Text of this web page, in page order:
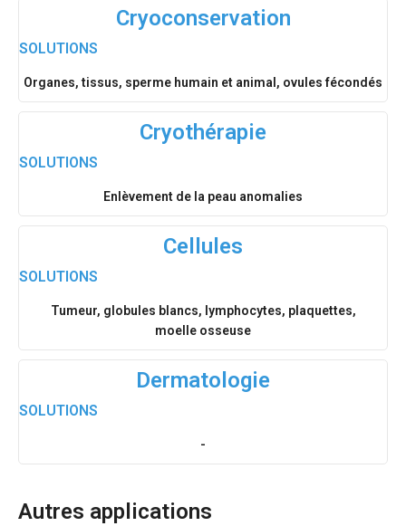
Cryoconservation
SOLUTIONS
Organes, tissus, sperme humain et animal, ovules fécondés
Cryothérapie
SOLUTIONS
Enlèvement de la peau anomalies
Cellules
SOLUTIONS
Tumeur, globules blancs, lymphocytes, plaquettes,
moelle osseuse
Dermatologie
SOLUTIONS
-
Autres applications